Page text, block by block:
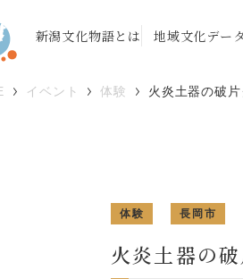
新潟文化物語とは 地域文化デー
イベント 体験 火炎土器の破
体験 長岡市
火炎土器の